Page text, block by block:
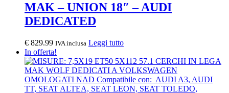
MAK – UNION 18″ – AUDI
DEDICATED
€ 829.99 IVA inclusa Leggi tutto
In offerta!